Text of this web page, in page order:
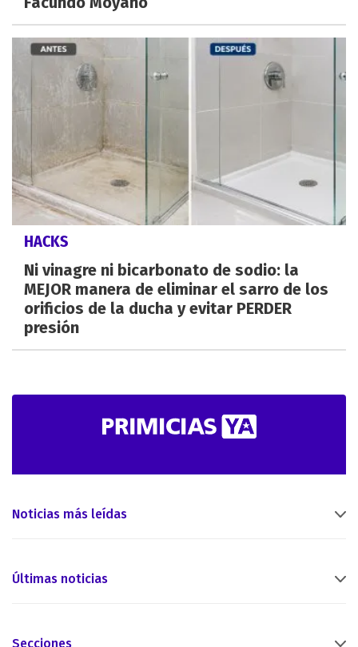
HACKS
Ni vinagre ni bicarbonato de sodio: la
MEJOR manera de eliminar el sarro de los
orificios de la ducha y evitar PERDER
presión
Noticias más leídas
Últimas noticias
Secciones